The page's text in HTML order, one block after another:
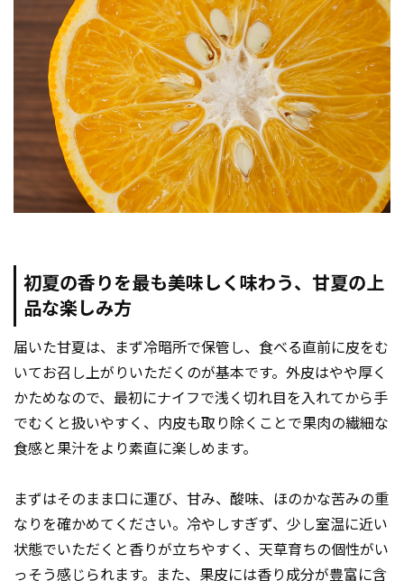
初夏の香りを最も美味しく味わう、甘夏の上
品な楽しみ方
届いた甘夏は、まず冷暗所で保管し、食べる直前に皮をむ
いてお召し上がりいただくのが基本です。外皮はやや厚く
かためなので、最初にナイフで浅く切れ目を入れてから手
でむくと扱いやすく、内皮も取り除くことで果肉の繊細な
食感と果汁をより素直に楽しめます。
まずはそのまま口に運び、甘み、酸味、ほのかな苦みの重
なりを確かめてください。冷やしすぎず、少し室温に近い
状態でいただくと香りが立ちやすく、天草育ちの個性がい
っそう感じられます。また、果皮には香り成分が豊富に含